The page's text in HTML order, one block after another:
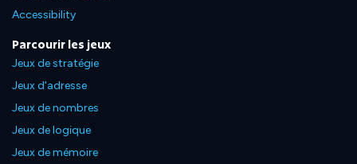
Accessibility
Parcourir les jeux
Jeux de stratégie
Jeux d'adresse
Jeux de nombres
Jeux de logique
Jeux de mémoire